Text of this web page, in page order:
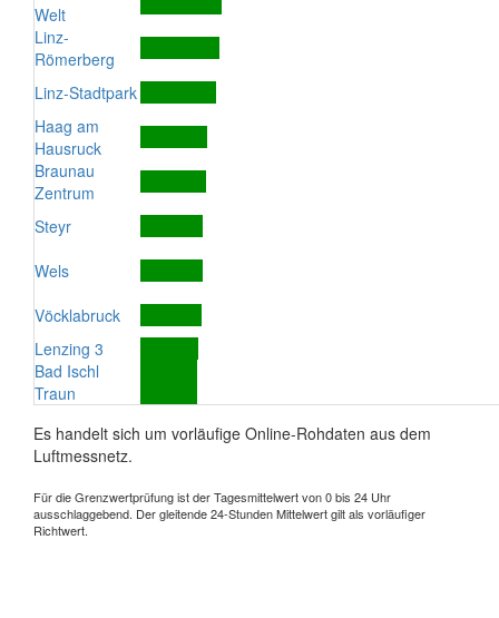
Welt
Linz-
Römerberg
Linz-Stadtpark
Haag am
Hausruck
Braunau
Zentrum
Steyr
Wels
Vöcklabruck
Lenzing 3
Bad Ischl
Traun
Es handelt sich um vorläufige Online-Rohdaten aus dem
Luftmessnetz.
Für die Grenzwertprüfung ist der Tagesmittelwert von 0 bis 24 Uhr
ausschlaggebend. Der gleitende 24-Stunden Mittelwert gilt als vorläufiger
Richtwert.